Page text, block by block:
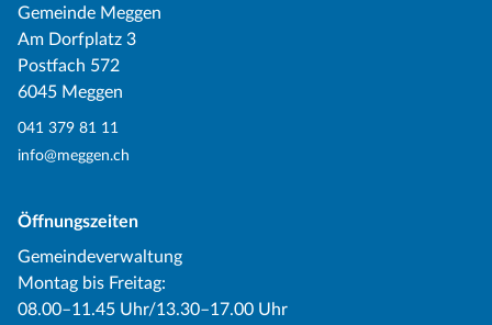
Gemeinde Meggen
Am Dorfplatz 3
Postfach 572
6045 Meggen
041 379 81 11
info@meggen.ch
Öffnungszeiten
Gemeindeverwaltung
Montag bis Freitag:
08.00–11.45 Uhr/13.30–17.00 Uhr